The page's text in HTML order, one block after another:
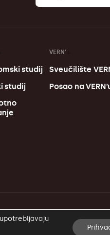
studij
studij
VERN’
Sveučilište
Posao na